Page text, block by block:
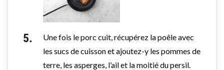
Une fois le porc cuit, récupérez la poêle avec
les sucs de cuisson et ajoutez-y les pommes de
terre, les asperges, l’ail et la moitié du persil.